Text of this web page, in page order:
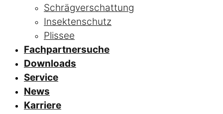
Schrägverschattung
Insektenschutz
Plissee
Fachpartnersuche
Downloads
Service
News
Karriere